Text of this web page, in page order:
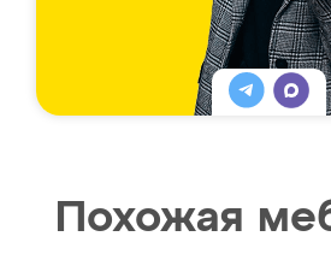
Похожая